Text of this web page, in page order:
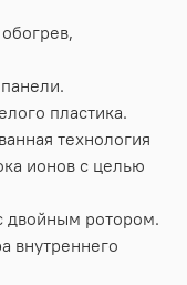
пластика.
технология
ионов с целью
двойным ротором.
внутреннего